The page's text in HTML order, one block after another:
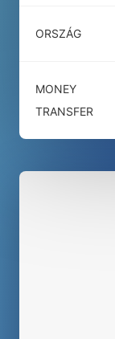
ORSZÁG
MONEY
TRANSFER